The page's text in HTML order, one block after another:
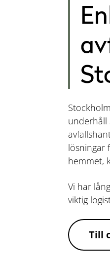
underhåll
lösningar
hemmet,
Vi har
viktig
Till